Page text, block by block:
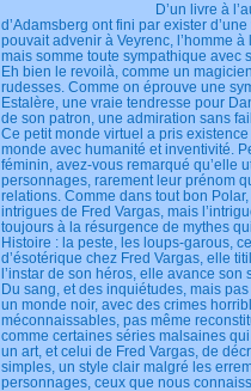
D’un livre à
d’Adamsberg ont fini par exister
pouvait advenir à Veyrenc, l’homme
mais somme toute sympathique avec
Eh bien le revoilà, comme un
rudesses. Comme on éprouve une
Estalère, une vraie tendresse pour
de son patron, une admiration sans
Ce petit monde virtuel a pris
monde avec humanité et inventivité.
féminin, avez-vous remarqué qu’elle
personnages, rarement leur prénom
relations. Comme dans tout bon
intrigues de Fred Vargas, mais
toujours à la résurgence de mythes
Histoire : la peste, les loups-garous,
d’ésotérique chez Fred Vargas, elle
l’instar de son héros, elle avance son
Du sang, et des inquiétudes, mais
un monde noir, avec des crimes
méconnaissables, pas même
comme certaines séries malsaines
un art, et celui de Fred Vargas, de
simples, un style clair malgré les
personnages, ceux que nous